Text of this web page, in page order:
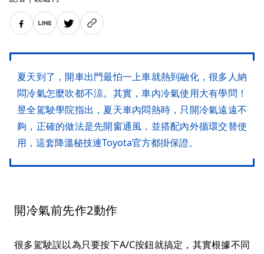
夏天到了，開車出門最怕一上車就熱到融化，很多人納
悶冷氣怎麼吹都不涼。其實，車內冷氣使用大有學問！
昱全駕駛學院指出，夏天車內悶熱時，只開冷氣遠遠不
夠，正確的做法是先開窗通風，並搭配內外循環交替使
用，這套降溫秘技連Toyota官方都掛保證。
開冷氣前先作2動作
很多駕駛誤以為只要按下A/C按鈕就搞定，其實根據不同